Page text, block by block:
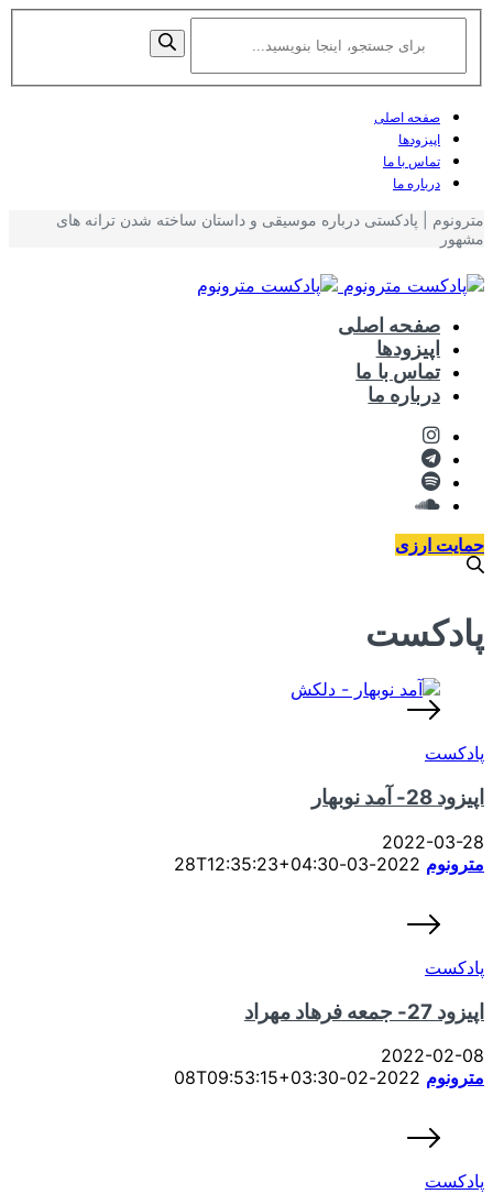
صفحه اصلی
اپیزودها
تماس با ما
درباره ما
مترونوم | پادکستی درباره موسیقی و داستان ساخته شدن ترانه های
مشهور
صفحه اصلی
اپیزودها
تماس با ما
درباره ما
حمایت ارزی
پادکست
پادکست
اپیزود 28- آمد نوبهار
2022-03-28
مترونوم 2022-03-28T12:35:23+04:30
پادکست
اپیزود 27- جمعه فرهاد مهراد
2022-02-08
مترونوم 2022-02-08T09:53:15+03:30
پادکست